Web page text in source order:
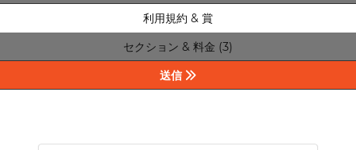
利用規約 & 賞
セクション & 料金 (3)
送信